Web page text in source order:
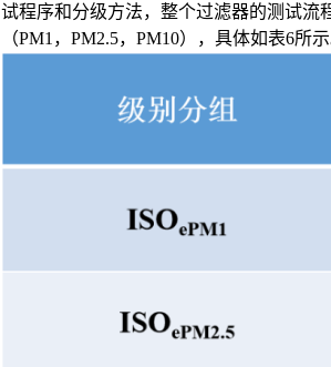
试程序和分级方法，整个过滤器的测试流
（PM1，PM2.5，PM10），具体如表6所